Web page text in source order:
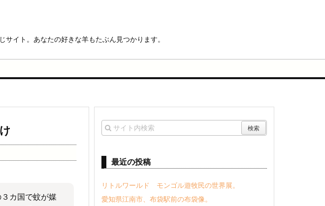
イト。あなたの好きな羊もたぶん見つかります。
カ国で蚊が媒
最近の投稿
リトルワールド モンゴル遊牧民の世界展。
愛知県江南市、布袋駅前の布袋像。